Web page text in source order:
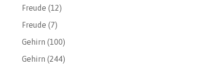
Freude (12)
Freude (7)
Gehirn (100)
Gehirn (244)